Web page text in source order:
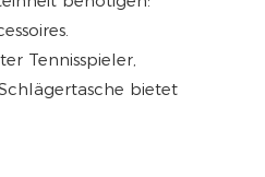
Tennisspieler,
bietet